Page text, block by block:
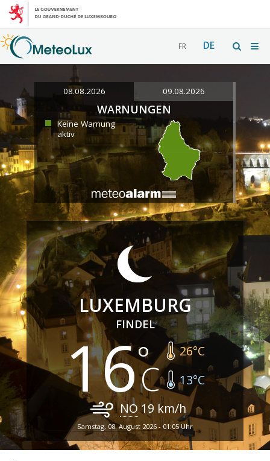
FR DE
08.08.2026 09.08.2026
WARNUNGEN
Keine Warnung
aktiv
LUXEMBURG
FINDEL
16 26°C
13°C
NO 19 km/h
Samstag, 08. August 2026 - 01:05 Uhr